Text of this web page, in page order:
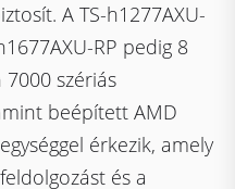
A TS-h1277AXU-
RP pedig 8
7000 szériás
beépített AMD
érkezik, amely
és a